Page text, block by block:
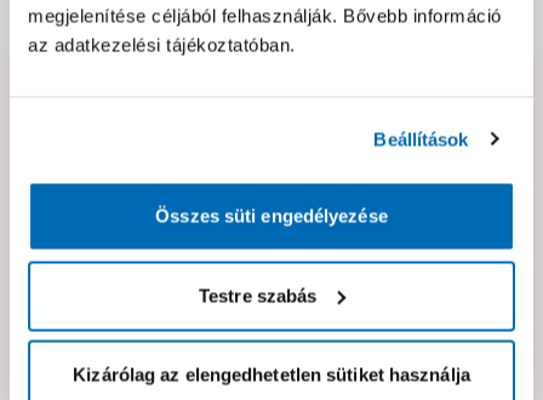
megjelenítése céljából felhasználják. Bővebb információ
az adatkezelési tájékoztatóban.
Beállítások
Összes süti engedélyezése
Testre szabás
Kizárólag az elengedhetetlen sütiket használja
Dokumentumok, felelős személy